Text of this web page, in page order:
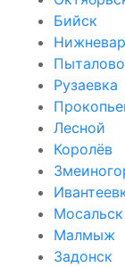
Бийск
Пыталово
Рузаевка
Лесной
Королёв
Мосальск
Малмыж
Задонск